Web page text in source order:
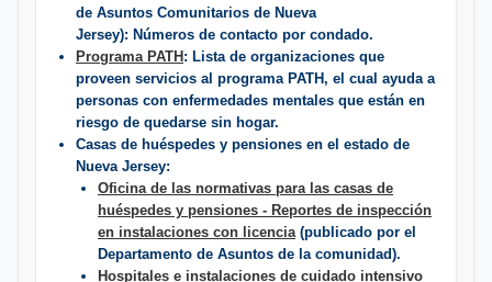
de Asuntos Comunitarios de Nueva
Jersey): Números de contacto por condado.
Programa PATH : Lista de organizaciones que
proveen servicios al programa PATH, el cual ayuda a
personas con enfermedades mentales que están en
riesgo de quedarse sin hogar.
Casas de huéspedes y pensiones en el estado de
Nueva Jersey:
Oficina de las normativas para las casas de
huéspedes y pensiones - Reportes de inspección
en instalaciones con licencia(publicado por el
Departamento de Asuntos de la comunidad).
Hospitales e instalaciones de cuidado intensivo